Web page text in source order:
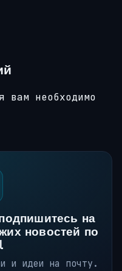
вам необходимо
на
новостей по
и идеи на почту.